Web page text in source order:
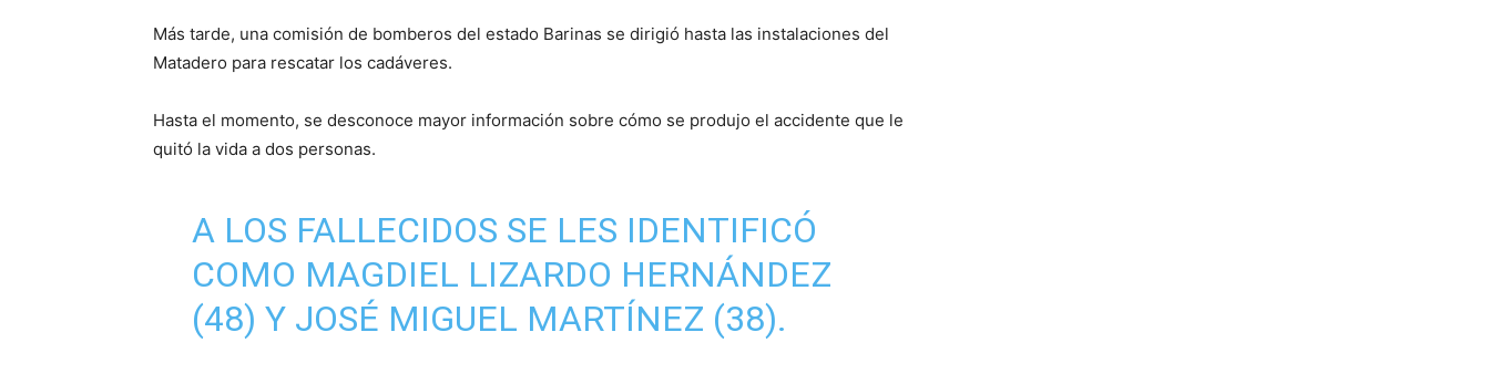
Más tarde, una comisión de bomberos del estado Barinas se dirigió hasta las instalaciones del
Matadero para rescatar los cadáveres.
Hasta el momento, se desconoce mayor información sobre cómo se produjo el accidente que le
quitó la vida a dos personas.
A LOS FALLECIDOS SE LES IDENTIFICÓ
COMO MAGDIEL LIZARDO HERNÁNDEZ
(48) Y JOSÉ MIGUEL MARTÍNEZ (38).